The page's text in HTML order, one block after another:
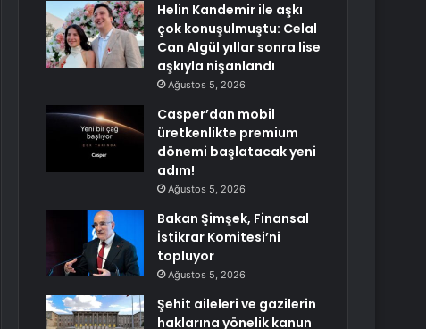
Helin Kandemir ile aşkı
çok konuşulmuştu: Celal
Can Algül yıllar sonra lise
aşkıyla nişanlandı
Ağustos 5, 2026
Casper’dan mobil
üretkenlikte premium
dönemi başlatacak yeni
adım!
Ağustos 5, 2026
Bakan Şimşek, Finansal
İstikrar Komitesi’ni
topluyor
Ağustos 5, 2026
Şehit aileleri ve gazilerin
haklarına yönelik kanun